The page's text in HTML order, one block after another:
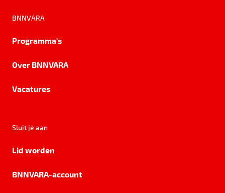
BNNVARA
Programma's
Over BNNVARA
Vacatures
Sluit je aan
Lid worden
BNNVARA-account